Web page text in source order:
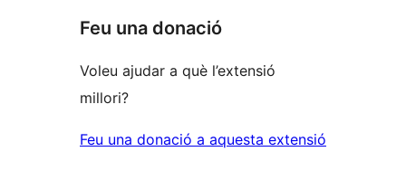
Feu una donació
Voleu ajudar a què l’extensió
millori?
Feu una donació a aquesta extensió